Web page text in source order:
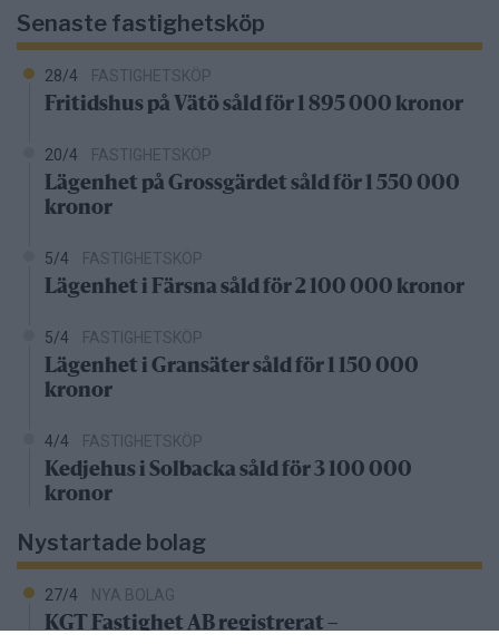
Senaste fastighetsköp
28/4 FASTIGHETSKÖP
Fritidshus på Vätö såld för 1 895 000 kronor
20/4 FASTIGHETSKÖP
Lägenhet på Grossgärdet såld för 1 550 000
kronor
5/4 FASTIGHETSKÖP
Lägenhet i Färsna såld för 2 100 000 kronor
5/4 FASTIGHETSKÖP
Lägenhet i Gransäter såld för 1 150 000
kronor
4/4 FASTIGHETSKÖP
Kedjehus i Solbacka såld för 3 100 000
kronor
Nystartade bolag
27/4 NYA BOLAG
KGT Fastighet AB registrerat –